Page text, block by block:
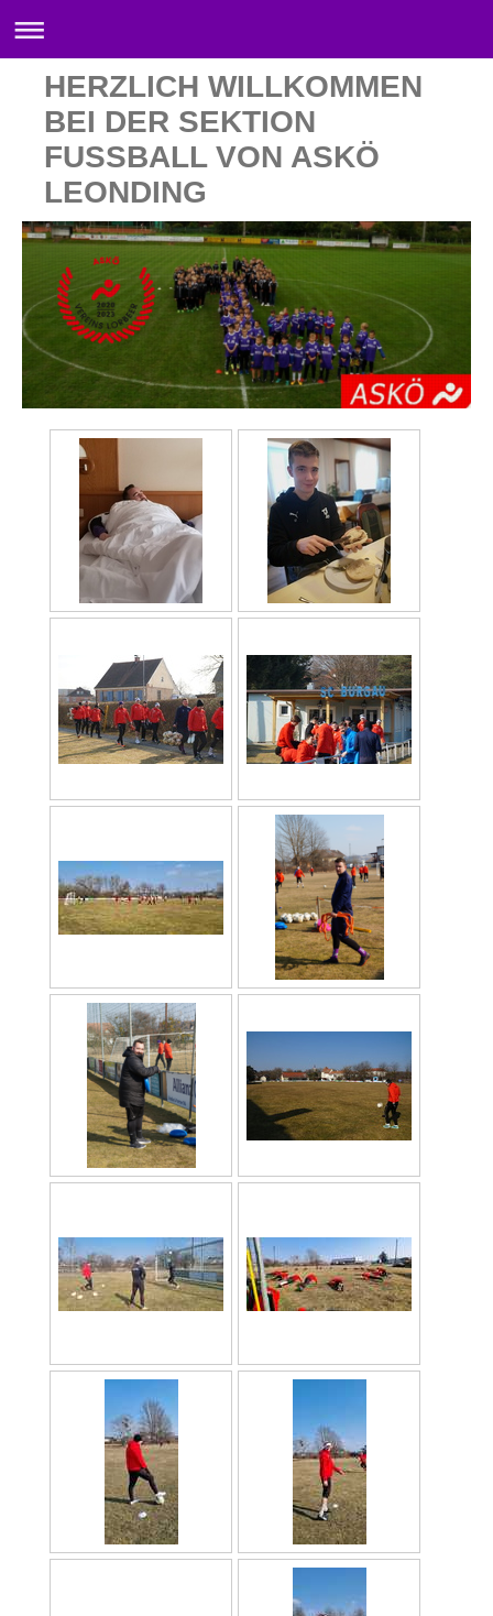
HERZLICH WILLKOMMEN
BEI DER SEKTION
FUSSBALL VON ASKÖ
LEONDING